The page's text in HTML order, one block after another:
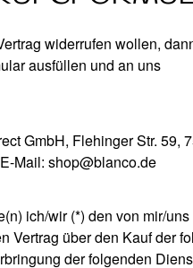
widerrufen wollen,
ausfüllen und an uns
GmbH, Flehinger Str. 59,
Mail: shop@blanco.de
ich/wir (*) den von mir/uns
Vertrag über den Kauf der
der folgenden